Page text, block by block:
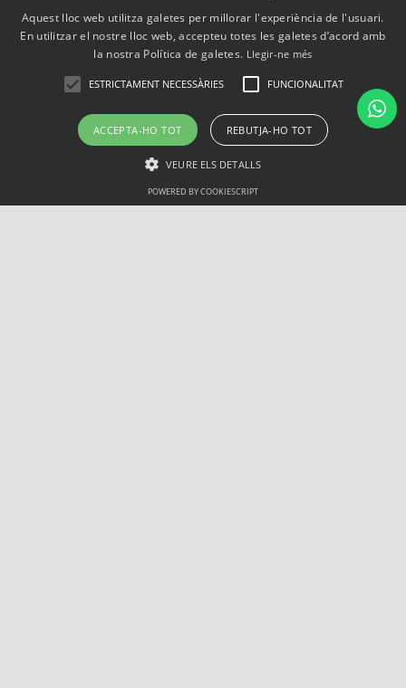
Aquest lloc web utilitza galetes per millorar l'experiència de l'usuari.
En utilitzar el nostre lloc web, accepteu totes les galetes d’acord amb
la nostra Política de galetes. Llegir-ne més
ESTRICTAMENT NECESSÀRIES FUNCIONALITAT
ACCEPTA-HO TOT REBUTJA-HO TOT
VEURE ELS DETALLS
POWERED BY COOKIESCRIPT